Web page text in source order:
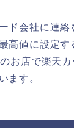
ド会社に連
高値に設定す
お店で楽天
ます。